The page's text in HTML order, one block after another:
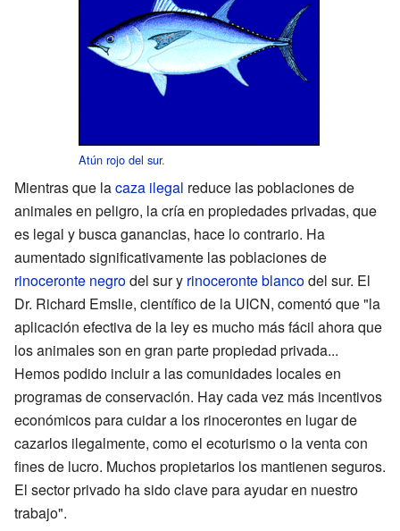
Atún rojo del sur.
Mientras que lacaza ilegal reduce las poblaciones de
animales en peligro, la cría en propiedades privadas, que
es legal y busca ganancias, hace lo contrario. Ha
aumentado significativamente las poblaciones de
rinoceronte negrodel sur y rinoceronte blancodel sur. El
Dr. Richard Emslie, científico de la UICN, comentó que "la
aplicación efectiva de la ley es mucho más fácil ahora que
los animales son en gran parte propiedad privada...
Hemos podido incluir a las comunidades locales en
programas de conservación. Hay cada vez más incentivos
económicos para cuidar a los rinocerontes en lugar de
cazarlos ilegalmente, como el ecoturismo o la venta con
fines de lucro. Muchos propietarios los mantienen seguros.
El sector privado ha sido clave para ayudar en nuestro
trabajo".